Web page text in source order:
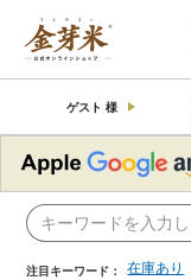
ゲスト 様
注目キーワード： 在庫あり
注目キーワード：